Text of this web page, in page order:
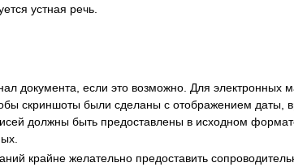
устная речь.
документа, если это возможно. Для электронных
скриншоты были сделаны с отображением даты,
должны быть предоставлены в исходном
крайне желательно предоставить